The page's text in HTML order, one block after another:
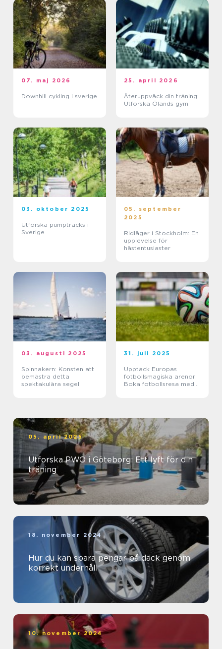
07. maj 2026
Downhill cykling i sverige
25. april 2026
Återuppväck din träning:
Utforska Ölands gym
03. oktober 2025
Utforska pumptracks i
Sverige
05. september
2025
Ridläger i Stockholm: En
upplevelse för
hästentusiaster
03. augusti 2025
Spinnakern: Konsten att
bemästra detta
spektakulära segel
31. juli 2025
Upptäck Europas
fotbollsmagiska arenor:
Boka fotbollsresa med
05. april 2025
Utforska PWO i Göteborg: Ett lyft för din
träning
18. november 2024
Hur du kan spara pengar på däck genom
korrekt underhåll
10. november 2024